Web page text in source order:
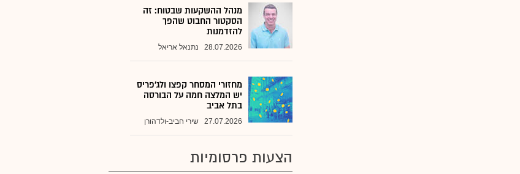
מנהל ההשקעות שבטוח: זה
הסקטור החבוט שהפך
להזדמנות
28.07.2026 נתנאל אריאל
מחזורי המסחר קפצו ולג'פריס
יש המלצה חמה על הבורסה
בתל אביב
27.07.2026 שירי חביב-ולדהורן
הצעות פרסומיות